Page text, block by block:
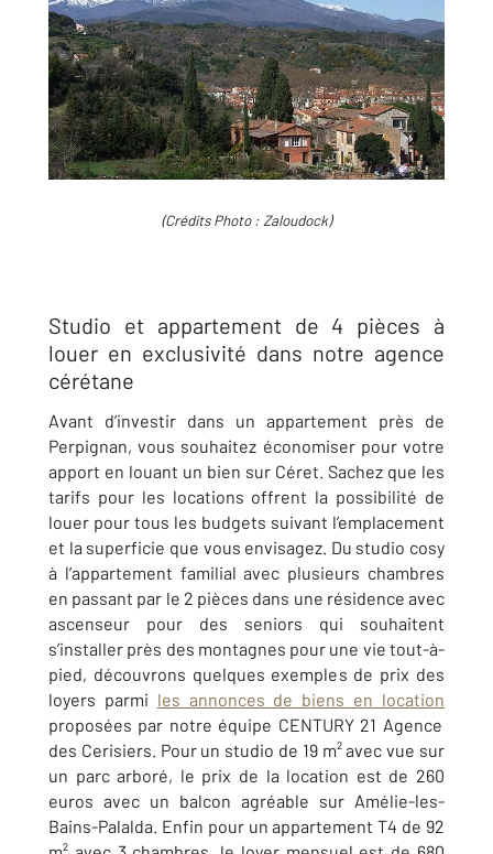
(Crédits Photo : Zaloudock)
Studio et appartement de 4 pièces à
louer en exclusivité dans notre agence
cérétane
Avant d’investir dans un appartement près de
Perpignan, vous souhaitez économiser pour votre
apport en louant un bien sur Céret. Sachez que les
tarifs pour les locations offrent la possibilité de
louer pour tous les budgets suivant l’emplacement
et la superficie que vous envisagez. Du studio cosy
à l’appartement familial avec plusieurs chambres
en passant par le 2 pièces dans une résidence avec
ascenseur pour des seniors qui souhaitent
s’installer près des montagnes pour une vie tout-à-
pied, découvrons quelques exemples de prix des
loyers parmi les annonces de biens en location
proposées par notre équipe CENTURY 21 Agence
des Cerisiers. Pour un studio de 19 m² avec vue sur
un parc arboré, le prix de la location est de 260
euros avec un balcon agréable sur Amélie-les-
Bains-Palalda. Enfin pour un appartement T4 de 92